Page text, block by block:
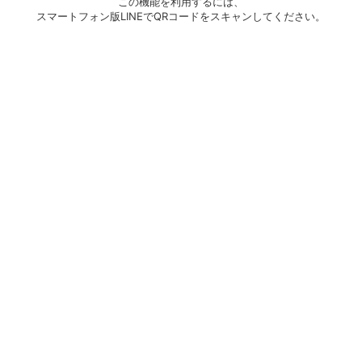
スマートフォン版LINEでQRコードをスキャンしてください。